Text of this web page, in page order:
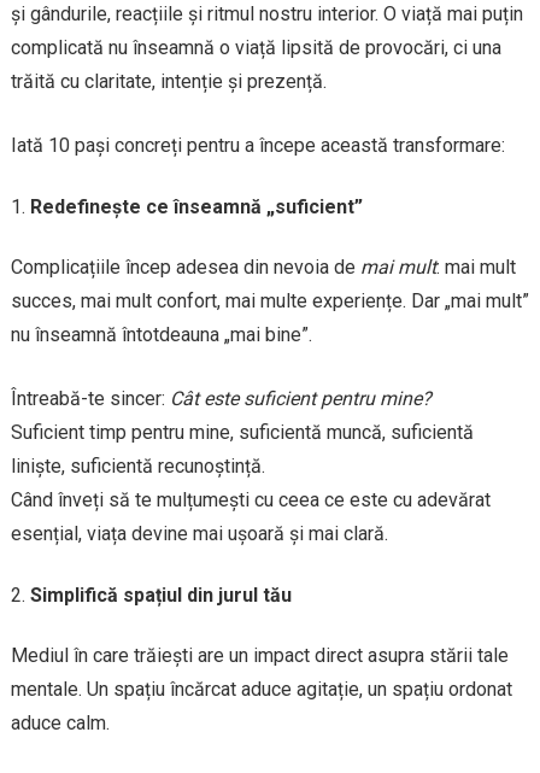
și gândurile, reacțiile și ritmul nostru interior. O viață mai puțin
complicată nu înseamnă o viață lipsită de provocări, ci una
trăită cu claritate, intenție și prezență.
Iată 10 pași concreți pentru a începe această transformare:
Redefinește ce înseamnă „suficient”
Complicațiile încep adesea din nevoia de mai mult: mai mult
succes, mai mult confort, mai multe experiențe. Dar „mai mult”
nu înseamnă întotdeauna „mai bine”.
Întreabă-te sincer: Cât este suficient pentru mine?
Suficient timp pentru mine, suficientă muncă, suficientă
liniște, suficientă recunoștință.
Când înveți să te mulțumești cu ceea ce este cu adevărat
esențial, viața devine mai ușoară și mai clară.
Simplifică spațiul din jurul tău
Mediul în care trăiești are un impact direct asupra stării tale
mentale. Un spațiu încărcat aduce agitație, un spațiu ordonat
aduce calm.